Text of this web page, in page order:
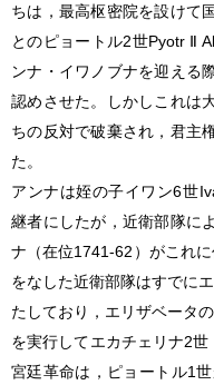
ちは，最高枢密院を設けて
とのピョートル2世Pyotr Ⅱ
ンナ・イワノブナを迎える
認めさせた。しかしこれは
ちの反対で破棄され，君主
た。
アンナは姪の子イワン6世
継者にしたが，近衛部隊に
ナ（在位1741-62）がこれ
をなした近衛部隊はすでに
たしており，エリザベータ
を実行してエカチェリナ2
宮廷革命は，ピョートル1